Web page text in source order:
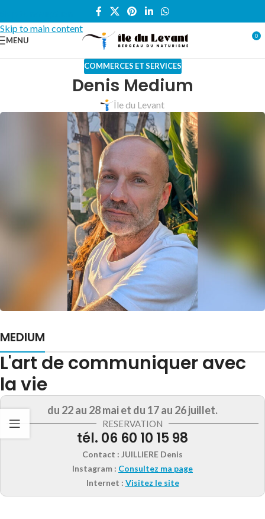
Skip to main content
MENU 0
COMMERCES ET SERVICES
Denis Medium
Île du Levant
MEDIUM
L'art de communiquer avec
la vie
du 22 au 28 mai et du 17 au 26 juillet.
RESERVATION
tél. 06 60 10 15 98
Contact : JUILLIERE Denis
Instagram : Consultez ma page
Internet : Visitez le site